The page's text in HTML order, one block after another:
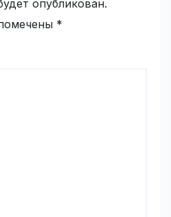
опубликован.
*